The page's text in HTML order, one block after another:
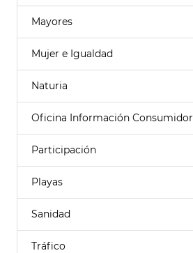
Mayores
Mujer e Igualdad
Naturia
Oficina Información Consumidor
Participación
Playas
Sanidad
Tráfico